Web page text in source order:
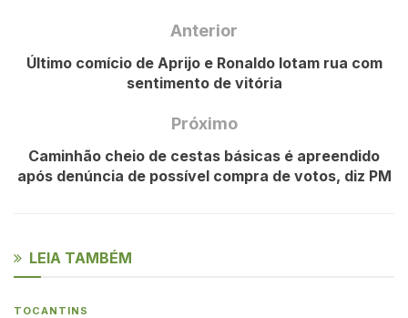
Anterior
Último comício de Aprijo e Ronaldo lotam rua com
sentimento de vitória
Próximo
Caminhão cheio de cestas básicas é apreendido
após denúncia de possível compra de votos, diz PM
LEIA TAMBÉM
TOCANTINS